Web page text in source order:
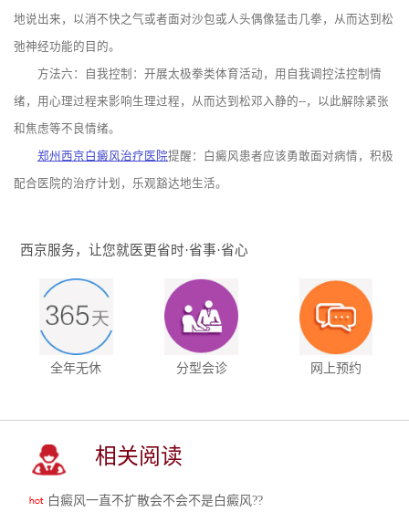
地说出来，以消不快之气或者面对沙包或人头偶像猛击几拳，从而达到松
弛神经功能的目的。
方法六：自我控制：开展太极拳类体育活动，用自我调控法控制情
绪，用心理过程来影响生理过程，从而达到松邓入静的--，以此解除紧张
和焦虑等不良情绪。
郑州西京白癜风治疗医院提醒：白癜风患者应该勇敢面对病情，积极
配合医院的治疗计划，乐观豁达地生活。
西京服务，让您就医更省时·省事·省心
全年无休 分型会诊 网上预约
相关阅读
白癜风一直不扩散会不会不是白癜风??